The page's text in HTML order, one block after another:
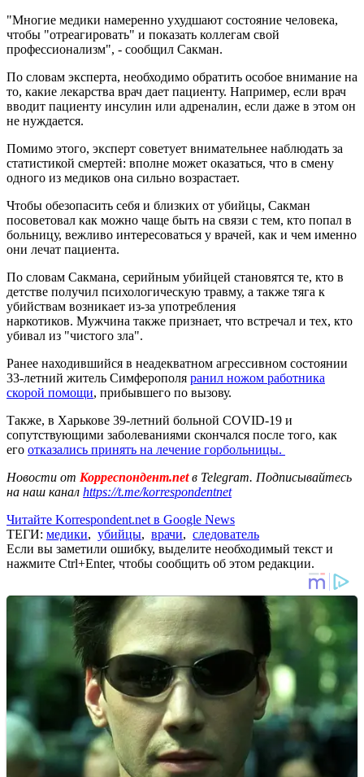
"Многие медики намеренно ухудшают состояние человека,
чтобы "отреагировать" и показать коллегам свой
профессионализм", - сообщил Сакман.
По словам эксперта, необходимо обратить особое внимание на
то, какие лекарства врач дает пациенту. Например, если врач
вводит пациенту инсулин или адреналин, если даже в этом он
не нуждается.
Помимо этого, эксперт советует внимательнее наблюдать за
статистикой смертей: вполне может оказаться, что в смену
одного из медиков она сильно возрастает.
Чтобы обезопасить себя и близких от убийцы, Сакман
посоветовал как можно чаще быть на связи с тем, кто попал в
больницу, вежливо интересоваться у врачей, как и чем именно
они лечат пациента.
По словам Сакмана, серийным убийцей становятся те, кто в
детстве получил психологическую травму, а также тяга к
убийствам возникает из-за употребления
наркотиков. Мужчина также признает, что встречал и тех, кто
убивал из "чистого зла".
Ранее находившийся в неадекватном агрессивном состоянии
33-летний житель Симферополя ранил ножом работника
скорой помощи, прибывшего по вызову.
Также, в Харькове 39-летний больной COVID-19 и
сопутствующими заболеваниями скончался после того, как
его отказались принять на лечение горбольницы.
Новости от Корреспондент.netв Telegram. Подписывайтесь
на наш канал https://t.me/korrespondentnet
Читайте Korrespondent.net в Google News
ТЕГИ: медики, убийцы, врачи, следователь
Если вы заметили ошибку, выделите необходимый текст и
нажмите Ctrl+Enter, чтобы сообщить об этом редакции.